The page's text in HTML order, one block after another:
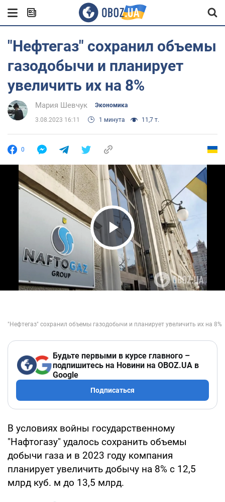
"Нефтегаз" сохранил объемы
газодобычи и планирует
увеличить их на 8%
Мария Шевчук Экономика
3.08.2023 16:11 1 минута 11,7 т.
0
Play Video
Будьте первыми в курсе главного –
подпишитесь на Новини на OBOZ.UA в
Google
Подписаться
В условиях войны государственному
"Нафтогазу" удалось сохранить объемы
добычи газа и в 2023 году компания
планирует увеличить добычу на 8% с 12,5
млрд куб. м до 13,5 млрд.